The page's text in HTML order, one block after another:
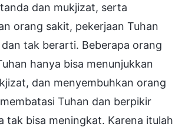
dan mukjizat, serta
orang sakit, pekerjaan Tuhan
tak berarti. Beberapa orang
hanya bisa menunjukkan
dan menyembuhkan orang
Tuhan dan berpikir
tak bisa meningkat. Karena itulah